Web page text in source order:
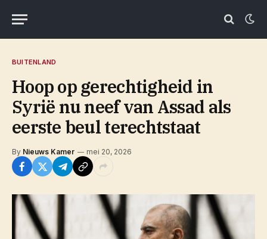
BUITENLAND
Hoop op gerechtigheid in
Syrië nu neef van Assad als
eerste beul terechtstaat
By Nieuws Kamer mei 20, 2026